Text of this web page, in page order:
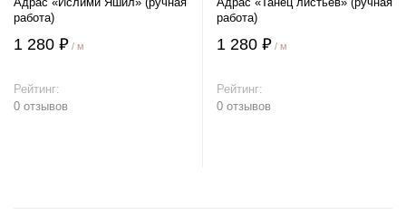
работа)
1 280 ₽ / м
Рейтинг:
0 отзывов
работа)
1 280 ₽ / м
Рейтинг:
0 отзывов